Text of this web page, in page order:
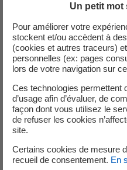
Les moteurs Diesel
génération, sont
Le site a été certifié
dès sa mise en
Limiter les
Le bruit n'excèdera pas 65
Un petit mot
Pour améliorer votre
stockent et/ou accèdent à
(cookies et autres traceurs)
personnelles (ex: pages
lors de votre navigation sur
Ces technologies permettent
d’usage afin d’évaluer, de
façon dont vous utilisez le
de refuser les cookies
site.
Certains cookies de mesure
recueil de consentement. En